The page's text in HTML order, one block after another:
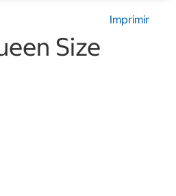
Imprimir
Size